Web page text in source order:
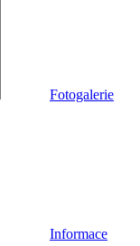
Fotogalerie
Informace